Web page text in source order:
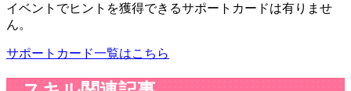
イベントでヒントを獲得できるサポートカードは有りませ
ん。
サポートカード一覧はこちら